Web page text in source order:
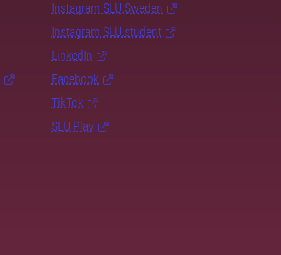
Instagram SLU.Sweden
Instagram SLU.student
LinkedIn
Facebook
TikTok
SLU Play